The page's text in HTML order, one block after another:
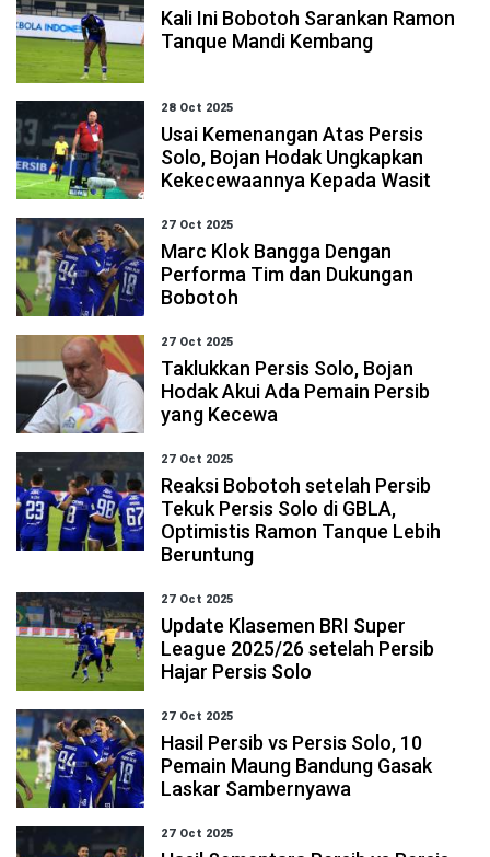
Kali Ini Bobotoh Sarankan Ramon
Tanque Mandi Kembang
28 Oct 2025
Usai Kemenangan Atas Persis
Solo, Bojan Hodak Ungkapkan
Kekecewaannya Kepada Wasit
27 Oct 2025
Marc Klok Bangga Dengan
Performa Tim dan Dukungan
Bobotoh
27 Oct 2025
Taklukkan Persis Solo, Bojan
Hodak Akui Ada Pemain Persib
yang Kecewa
27 Oct 2025
Reaksi Bobotoh setelah Persib
Tekuk Persis Solo di GBLA,
Optimistis Ramon Tanque Lebih
Beruntung
27 Oct 2025
Update Klasemen BRI Super
League 2025/26 setelah Persib
Hajar Persis Solo
27 Oct 2025
Hasil Persib vs Persis Solo, 10
Pemain Maung Bandung Gasak
Laskar Sambernyawa
27 Oct 2025